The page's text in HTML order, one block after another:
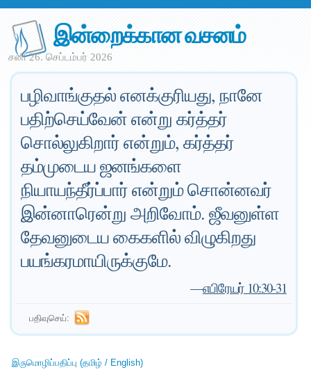
இன்றைக்கான வசனம்
சனி 26. செப்டம்பர் 2026
பழிவாங்குதல் எனக்குரியது, நானே
பதிற்செய்வேன் என்று கர்த்தர்
சொல்லுகிறார் என்றும், கர்த்தர்
தம்முடைய ஜனங்களை
நியாயந்தீர்ப்பார் என்றும் சொன்னவர்
இன்னாரென்று அறிவோம். ஜீவனுள்ள
தேவனுடைய கைகளில் விழுகிறது
பயங்கரமாயிருக்குமே.
—எபிரேயர் 10:30-31
பதிவுசெய்:
இருமொழிப்பதிப்பு (தமிழ் / English)